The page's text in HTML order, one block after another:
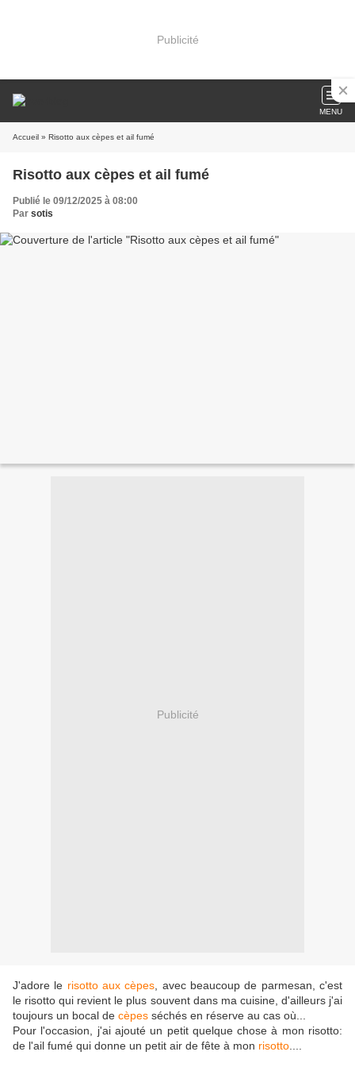
Publicité
MENU
Accueil » Risotto aux cèpes et ail fumé
Risotto aux cèpes et ail fumé
Publié le 09/12/2025 à 08:00
Par sotis
Publicité
J'adore le risotto aux cèpes , avec beaucoup de parmesan, c'est
le risotto qui revient le plus souvent dans ma cuisine, d'ailleurs j'ai
toujours un bocal de cèpes séchés en réserve au cas où...
Pour l'occasion, j'ai ajouté un petit quelque chose à mon risotto:
de l'ail fumé qui donne un petit air de fête à mon risotto